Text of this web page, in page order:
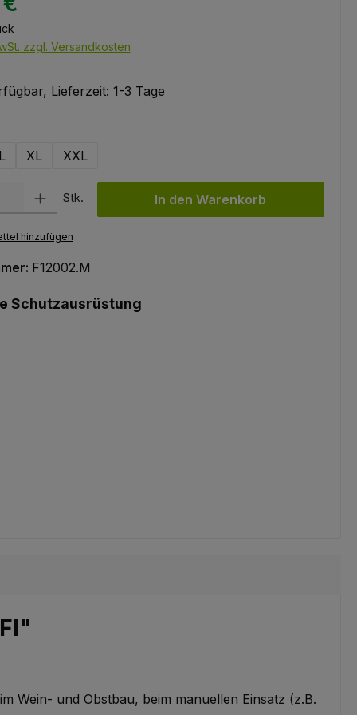
zzgl. Versandkosten
Lieferzeit: 1-3 Tage
L XL XXL
Gib den gewünschten Wert ein oder benutze die Schaltflächen
Stk. In den Warenkorb
hinzufügen
F12002.M
Schutzausrüstung
Wein- und Obstbau, beim manuellen Einsatz (z.B.